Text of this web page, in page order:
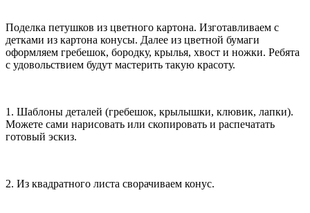
Поделка петушков из цветного картона. Изготавливаем с
детками из картона конусы. Далее из цветной бумаги
оформляем гребешок, бородку, крылья, хвост и ножки. Ребята
с удовольствием будут мастерить такую красоту.
1. Шаблоны деталей (гребешок, крылышки, клювик, лапки).
Можете сами нарисовать или скопировать и распечатать
готовый эскиз.
2. Из квадратного листа сворачиваем конус.